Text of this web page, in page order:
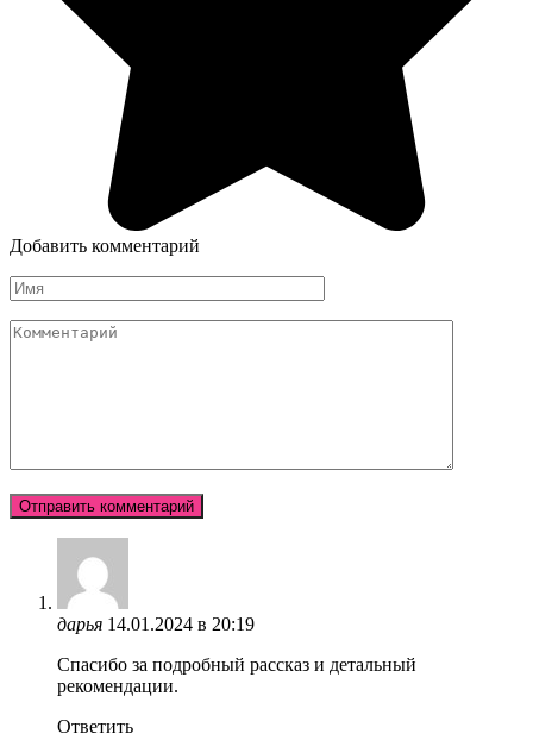
Добавить комментарий
Имя
Комментарий
дарья 14.01.2024 в 20:19
Спасибо за подробный рассказ и детальный
рекомендации.
Ответить